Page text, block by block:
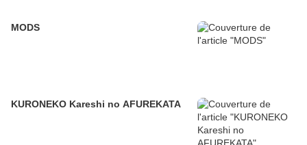
MODS
KURONEKO Kareshi no AFUREKATA